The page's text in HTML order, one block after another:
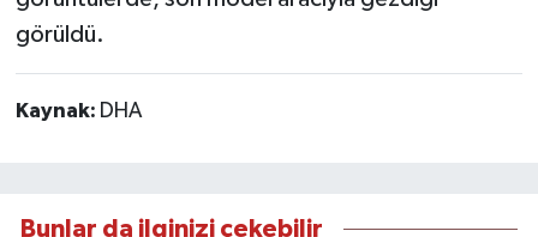
görüldü.
Kaynak: DHA
Bunlar da ilginizi çekebilir